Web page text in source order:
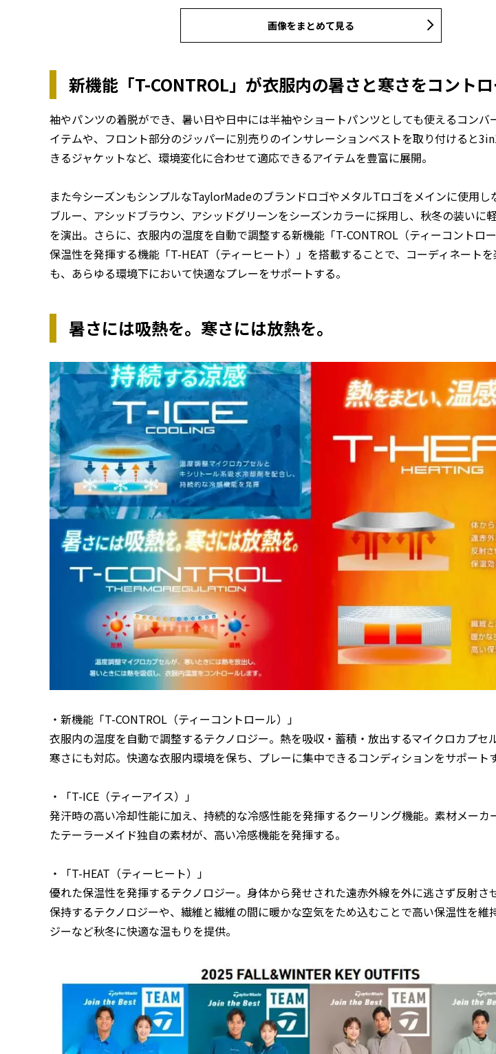
画像をまとめて見る
新機能「T-CONTROL」が衣服内の暑さと寒さをコント
袖やパンツの着脱ができ、暑い日や日中には半袖やショートパンツとしても使えるコンバ
イテムや、フロント部分のジッパーに別売りのインサレーションベストを取り付けると
きるジャケットなど、環境変化に合わせて適応できるアイテムを豊富に展開。
また今シーズンもシンプルなTaylorMadeのブランドロゴやメタルTロゴをメインに使用し
ブルー、アシッドブラウン、アシッドグリーンをシーズンカラーに採用し、秋冬の装いに
を演出。さらに、衣服内の温度を自動で調整する新機能「T-CONTROL（ティーコントロ
保温性を発揮する機能「T-HEAT（ティーヒート）」を搭載することで、コーディネート
も、あらゆる環境下において快適なプレーをサポートする。
暑さには吸熱を。寒さには放熱を。
・新機能「T-CONTROL（ティーコントロール）」
衣服内の温度を自動で調整するテクノロジー。熱を吸収・蓄積・放出するマイクロカプセ
寒さにも対応。快適な衣服内環境を保ち、プレーに集中できるコンディションをサポート
・「T-ICE（ティーアイス）」
発汗時の高い冷却性能に加え、持続的な冷感性能を発揮するクーリング機能。素材メーカ
たテーラーメイド独自の素材が、高い冷感機能を発揮する。
・「T-HEAT（ティーヒート）」
優れた保温性を発揮するテクノロジー。身体から発せされた遠赤外線を外に逃さず反射さ
保持するテクノロジーや、繊維と繊維の間に暖かな空気をため込むことで高い保温性を維
ジーなど秋冬に快適な温もりを提供。